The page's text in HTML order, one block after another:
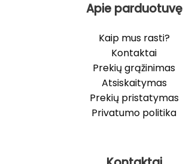
Apie parduotuvę
Kaip mus rasti?
Kontaktai
Prekių grąžinimas
Atsiskaitymas
Prekių pristatymas
Privatumo politika